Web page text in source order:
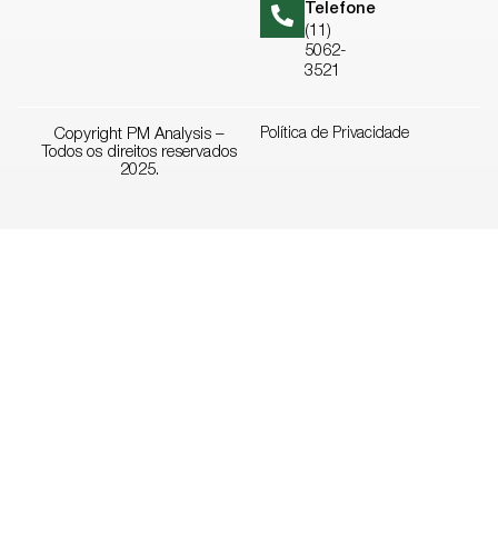
Telefone
(11)
5062-
3521
Copyright PM Analysis –
Todos os direitos reservados
2025.
Política de Privacidade